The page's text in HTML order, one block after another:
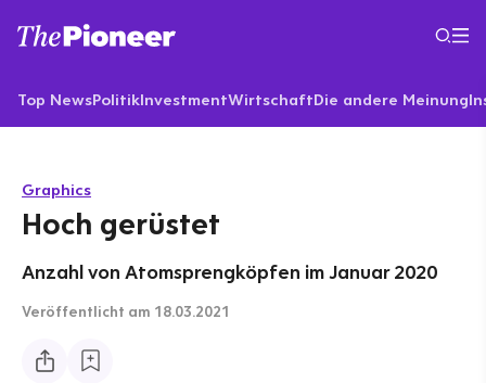
Top NewsPolitikInvestmentWirtschaftDie andere Meinung
Graphics
Hoch gerüstet
Anzahl von Atomsprengköpfen im Januar 2020
Veröffentlicht am 18.03.2021